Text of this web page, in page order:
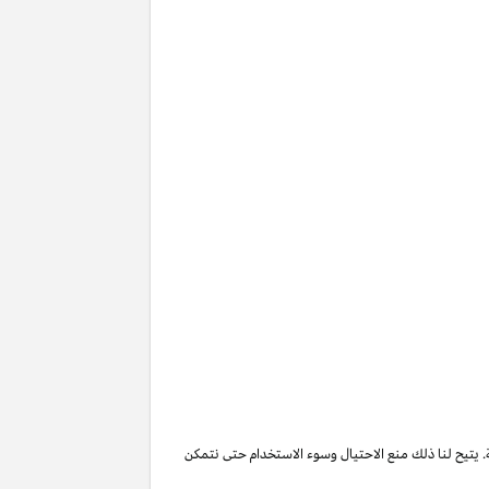
يتيح لنا ذلك منع الاحتيال وسوء الاستخدام حتى نتمكن